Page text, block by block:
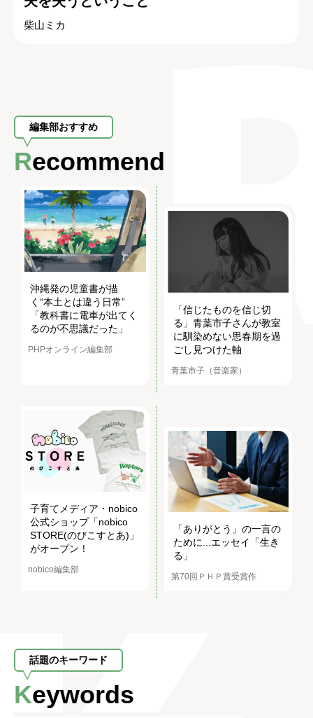
柴山ミカ
編集部おすすめ
Recommend
沖縄発の児童書が描
く“本土とは違う日常”
「教科書に電車が出てく
るのが不思議だった」
PHPオンライン編集部
「信じたものを信じ切
る」青葉市子さんが教室
に馴染めない思春期を過
ごし見つけた軸
青葉市子（音楽家）
子育てメディア・nobico
公式ショップ「nobico
STORE(のびこすとあ)」
がオープン！
nobico編集部
「ありがとう」の一言の
ために...エッセイ「生き
る」
第70回ＰＨＰ賞受賞作
話題のキーワード
Keywords